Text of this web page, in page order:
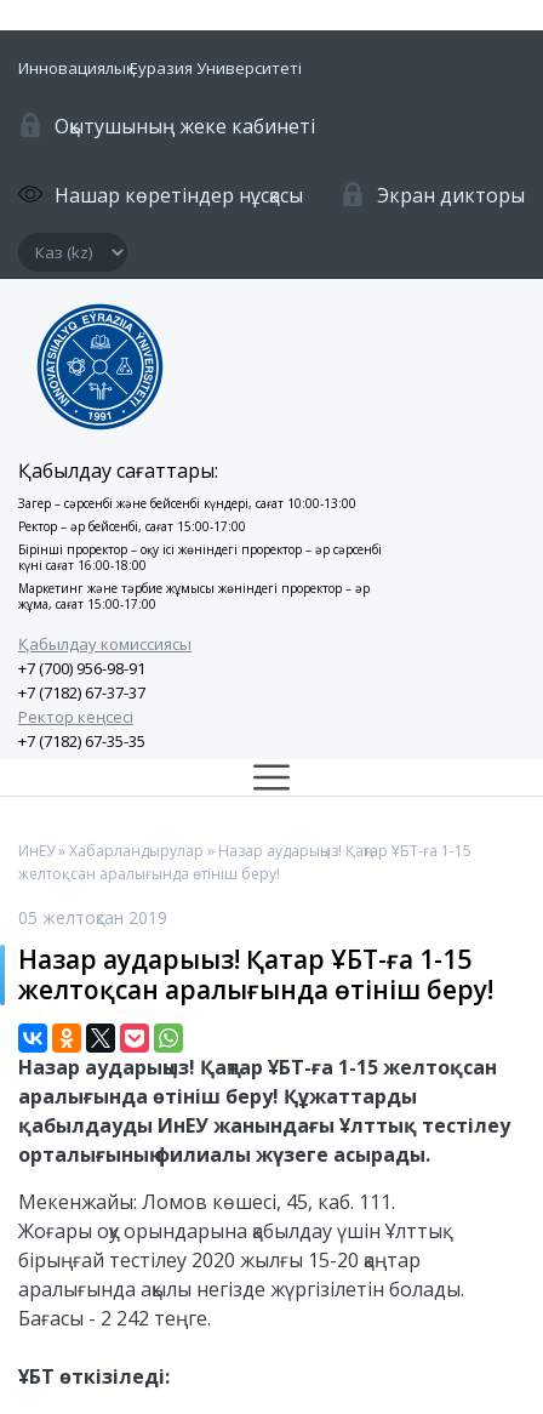
Инновациялық Еуразия Университеті
Оқытушының жеке кабинеті
Нашар көретіндер нұсқасы Экран дикторы
Қабылдау сағаттары:
Заңгер – сәрсенбі және бейсенбі күндері, сағат 10:00-13:00
Ректор – әр бейсенбі, сағат 15:00-17:00
Бірінші проректор – оқу ісі жөніндегі проректор – әр сәрсенбі
күні сағат 16:00-18:00
Маркетинг және тәрбие жұмысы жөніндегі проректор – әр
жұма, сағат 15:00-17:00
Қабылдау комиссиясы
+7 (700) 956-98-91
+7 (7182) 67-37-37
Ректор кеңсесі
+7 (7182) 67-35-35
ИнЕУ»Хабарландырулар » Назар аударыңыз! Қаңтар ҰБТ-ға 1-15
желтоқсан аралығында өтініш беру!
05 желтоқсан 2019
Назар аударыңыз! Қаңтар ҰБТ-ға 1-15
желтоқсан аралығында өтініш беру!
Назар аударыңыз! Қаңтар ҰБТ-ға 1-15 желтоқсан
аралығында өтініш беру! Құжаттарды
қабылдауды ИнЕУ жанындағы Ұлттық тестілеу
орталығының филиалы жүзеге асырады.
Мекенжайы: Ломов көшесі, 45, каб. 111.
Жоғары оқу орындарына қабылдау үшін Ұлттық
бірыңғай тестілеу 2020 жылғы 15-20 қаңтар
аралығында ақылы негізде жүргізілетін болады.
Бағасы - 2 242 теңге.
ҰБТ өткізіледі: